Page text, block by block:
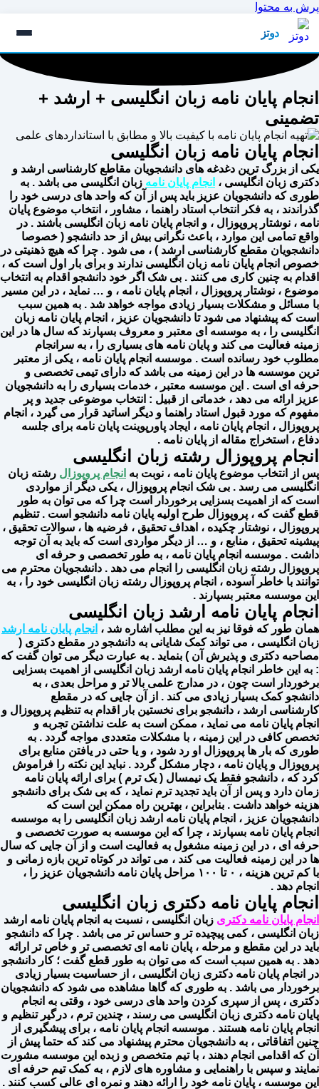
پرش به محتوا
دوتز
انجام پایان نامه زبان انگلیسی + ارشد +
تضمینی
انجام پایان نامه زبان انگلیسی
یکی‌ از بزرگ ترین دغدغه های دانشجویان مقاطع کارشناسی ارشد و
دکتری زبان انگلیسی ، انجام پایان نامه زبان انگلیسی می باشد . به
طوری که دانشجویان عزیز باید پس از آن که واحد های درسی خود را
گذراندند ، به فکر انتخاب استاد راهنما ، مشاور ، انتخاب موضوع پایان
نامه ، نوشتار پروپوزال ، و انجام پایان نامه زبان انگلیسی باشند . در
واقع تمامی این موارد ، باعث نگرانی بیش از حد دانشجو ( خصوصا
دانشجویان مقطع کارشناسی ارشد ) ، می‌ شود . چرا که هیچ ذهنیتی در
خصوص انجام پایان نامه زبان انگلیسی ندارند و برای بار اول است که ،
اقدام به چنین کاری می کنند . بی شک اگر خود دانشجو اقدام به انتخاب
موضوع ، نوشتار پروپوزال ، انجام پایان نامه ، و … نماید ، در این مسیر
با مسائل و مشکلات بسیار زیادی مواجه خواهد شد . به همین سبب
است که پیشنهاد می شود تا دانشجویان عزیز ، انجام پایان نامه زبان
انگلیسی را ، به موسسه ای معتبر و معروف بسپارند که سال ها در این
زمینه فعالیت می کند و پایان نامه های بسیاری را ، به سرانجام
مطلوب خود رسانده است . موسسه انجام پایان نامه ، یکی از معتبر
ترین موسسه ها در این زمینه می باشد که دارای تیمی تخصصی و
حرفه ای است . این موسسه معتبر ، خدمات بسیاری را به دانشجویان
عزیز ارائه می دهد ، خدماتی از قبیل : انتخاب موضوعی جدید و پر
مفهوم که مورد قبول استاد راهنما و دیگر اساتید قرار می گیرد ، انجام
پروپوزال ، انجام پایان نامه ، ایجاد پاورپوینت پایان نامه برای جلسه
دفاع ، استخراج مقاله از پایان نامه .
انجام پروپوزال رشته زبان انگلیسی
پس از انتخاب موضوع پایان نامه ، نوبت به انجام پروپوزال رشته زبان
انگلیسی می رسد . بی شک انجام پروپوزال ، یکی دیگر از مواردی
است که از اهمیت بسزایی برخوردار است چرا که می توان به طور
قطع گفت که ، پروپوزال طرح اولیه پایان نامه دانشجو است . تنظیم
پروپوزال ، نوشتار چکیده ، اهداف تحقیق ، فرضیه ها ، سوالات تحقیق ،
پیشینه تحقیق ، منابع ، و … از دیگر مواردی است که باید به آن توجه
داشت . موسسه انجام پایان نامه ، به طور تخصصی و حرفه ای
پروپوزال رشته زبان انگلیسی را انجام می دهد . دانشجویان محترم‌ می
توانند با خاطر آسوده ، انجام پروپوزال رشته زبان انگلیسی خود را ، به
این موسسه معتبر بسپارند .
انجام پایان نامه ارشد زبان انگلیسی
همان طور که فوقا نیز به این مطلب اشاره شد ، انجام پایان نامه ارشد
زبان انگلیسی ، می تواند کمک شایانی به دانشجو در مقطع دکتری (
مصاحبه دکتری و پذیرش آن ) بنماید . به عبارت دیگر می توان گفت که
: به این خاطر انجام پایان نامه ارشد زبان انگلیسی از اهمیت بسزایی
برخوردار است چون ، در مدارج علمی بالا تر و مراحل بعدی ، به
دانشجو کمک بسیار زیادی می کند . از آن جایی که در مقطع
کارشناسی ارشد ، دانشجو برای نخستین بار اقدام به تنظیم پروپوزال و
انجام پایان نامه می نماید ، ممکن است به علت نداشتن تجربه و
تخصص کافی در این زمینه ، با مشکلات متعددی مواجه گردد . به
طوری که بار ها پروپوزال او رد شود ، و یا حتی در یافتن منابع برای
پروپوزال و پایان نامه ، دچار مشکل گردد . نباید این نکته را فراموش
کرد که ، دانشجو فقط یک نیمسال ( یک ترم ) برای ارائه پایان نامه
زمان دارد و پس از آن باید تجدید ترم نماید ‌، که بی شک برای دانشجو
هزینه خواهد داشت . بنابراین ، بهترین راه ممکن این است که
دانشجویان عزیز ، انجام پایان نامه ارشد زبان انگلیسی را به موسسه
انجام پایان نامه بسپارند ، چرا که این موسسه به صورت تخصصی و
حرفه ای ، در این زمینه مشغول به فعالیت است ‌و از آن جایی که سال
ها در این زمینه فعالیت می کند ، می تواند در کوتاه ترین بازه زمانی و
با کم ترین هزینه ، ۰ تا ۱۰۰ مراحل پایان نامه دانشجویان عزیز را ،
انجام دهد .
انجام پایان نامه دکتری زبان انگلیسی
انجام پایان نامه دکتری زبان انگلیسی ، نسبت به انجام پایان نامه ارشد
زبان انگلیسی ، کمی پیچیده تر و حساس تر می باشد . چرا که دانشجو
باید در این مقطع و مرحله ، پایان نامه ای تخصصی تر و خاص تر ارائه
دهد . به همین سبب است که می توان به طور قطع گفت ؛ کار دانشجو
در انجام پایان نامه دکتری زبان انگلیسی ، از حساسیت بسیار زیادی
برخوردار می باشد . به طوری که گاها مشاهده می شود که دانشجویان
دکتری ، پس از سپری کردن واحد های درسی خود ، وقتی به انجام
پایان نامه دکتری زبان انگلیسی می رسند ، چندین ترم ، درگیر تنظیم و
انجام پایان نامه هستند . موسسه انجام پایان نامه ، برای پیشگیری از
چنین اتفاقاتی ، به دانشجویان محترم پیشنهاد می کند که حتما پیش از
آن که اقدامی انجام دهند ، با تیم متخصص و زبده این موسسه مشورت
نمایند و سپس با راهنمایی و مشاوره های لازم ، به کمک تیم حرفه ای
این موسسه ، پایان نامه خود را ارائه دهند و نمره ای عالی کسب کنند .